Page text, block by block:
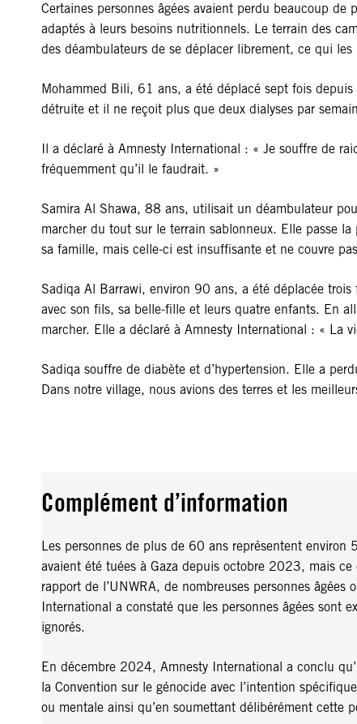
Certaines personnes âgées avaient perdu beaucoup
adaptés à leurs besoins nutritionnels. Le terrain des
des déambulateurs de se déplacer librement, ce qui
Mohammed Bili, 61 ans, a été déplacé sept fois
détruite et il ne reçoit plus que deux dialyses par
Il a déclaré à Amnesty International : « Je souffre de
fréquemment qu’il le faudrait. »
Samira Al Shawa, 88 ans, utilisait un déambulateur
marcher du tout sur le terrain sablonneux. Elle passe
sa famille, mais celle-ci est insuffisante et ne couvre
Sadiqa Al Barrawi, environ 90 ans, a été déplacée
avec son fils, sa belle-fille et leurs quatre enfants. En
marcher. Elle a déclaré à Amnesty International : « La
Sadiqa souffre de diabète et d’hypertension. Elle a
Dans notre village, nous avions des terres et les
Complément d’information
Les personnes de plus de 60 ans représentent
avaient été tuées à Gaza depuis octobre 2023, mais
rapport de l’UNWRA, de nombreuses personnes
International a constaté que les personnes âgées sont
ignorés.
En décembre 2024, Amnesty International a conclu
la Convention sur le génocide avec l’intention
ou mentale ainsi qu’en soumettant délibérément cette